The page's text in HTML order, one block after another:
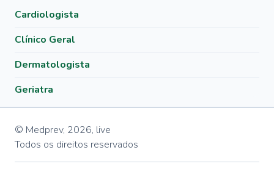
Cardiologista
Clínico Geral
Dermatologista
Geriatra
© Medprev, 2026, live
Todos os direitos reservados